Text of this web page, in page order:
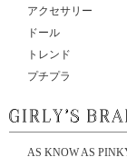
アクセサリー
ドール
トレンド
プチプラ
AS KNOW AS